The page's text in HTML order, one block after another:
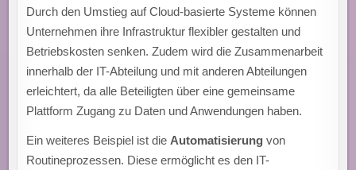
Durch den Umstieg auf Cloud-basierte Systeme können
Unternehmen ihre Infrastruktur flexibler gestalten und
Betriebskosten senken. Zudem wird die Zusammenarbeit
innerhalb der IT-Abteilung und mit anderen Abteilungen
erleichtert, da alle Beteiligten über eine gemeinsame
Plattform Zugang zu Daten und Anwendungen haben.
Ein weiteres Beispiel ist die Automatisierung von
Routineprozessen. Diese ermöglicht es den IT-